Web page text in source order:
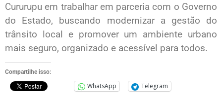
Cururupu em trabalhar em parceria com o Governo
do Estado, buscando modernizar a gestão do
trânsito local e promover um ambiente urbano
mais seguro, organizado e acessível para todos.
Compartilhe isso:
WhatsApp Telegram